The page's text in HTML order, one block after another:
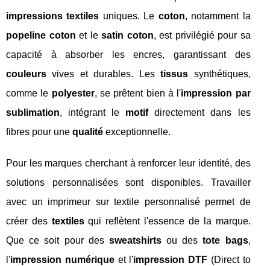
impressions textiles uniques. Le coton, notamment la
popeline coton et lesatin coton, est privilégié pour sa
capacité à absorber les encres, garantissant des
couleurs vives et durables. Lestissus synthétiques,
comme le polyester, se prêtent bien à l'impression par
sublimation, intégrant le motifdirectement dans les
fibres pour une qualité exceptionnelle.
Pour les marques cherchant à renforcer leur identité, des
solutions personnalisées sont disponibles. Travailler
avec un imprimeur sur textile personnalisé permet de
créer des textilesqui reflètent l'essence de la marque.
Que ce soit pour des sweatshirtsou destote bags,
l'impression numériqueet l'impression DTF (Direct to